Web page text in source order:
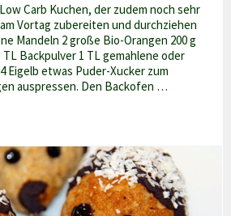
Carb Kuchen, der zudem noch sehr
Vortag zubereiten und durchziehen
Mandeln 2 große Bio-Orangen 200 g
Backpulver 1 TL gemahlene oder
Eigelb etwas Puder-Xucker zum
auspressen. Den Backofen …